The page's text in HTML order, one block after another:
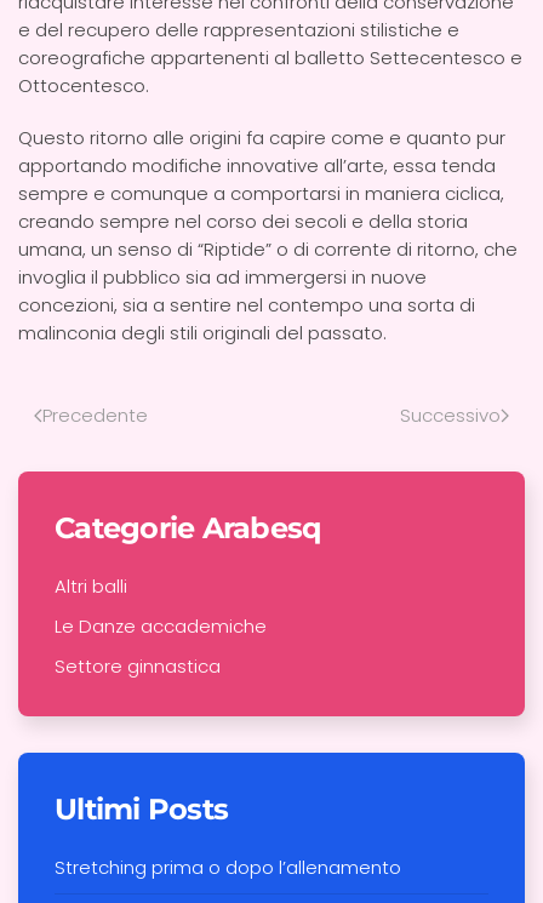
e del recupero delle rappresentazioni stilistiche e
coreografiche appartenenti al balletto Settecentesco e
Ottocentesco.
Questo ritorno alle origini fa capire come e quanto pur
apportando modifiche innovative all’arte, essa tenda
sempre e comunque a comportarsi in maniera ciclica,
creando sempre nel corso dei secoli e della storia
umana, un senso di “Riptide” o di corrente di ritorno, che
invoglia il pubblico sia ad immergersi in nuove
concezioni, sia a sentire nel contempo una sorta di
malinconia degli stili originali del passato.
Precedente Successivo
Categorie Arabesq
Altri balli
Le Danze accademiche
Settore ginnastica
Ultimi Posts
Stretching prima o dopo l’allenamento